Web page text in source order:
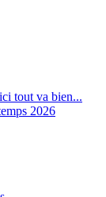
tout va bien...
2026